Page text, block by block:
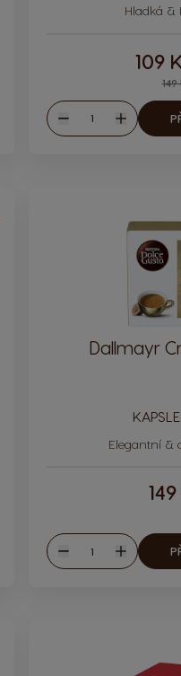
Hladká &
149
109
Množství
Zvýšit
Dallmayr
KAPSLE:
Elegantní &
Množství
Zvýšit